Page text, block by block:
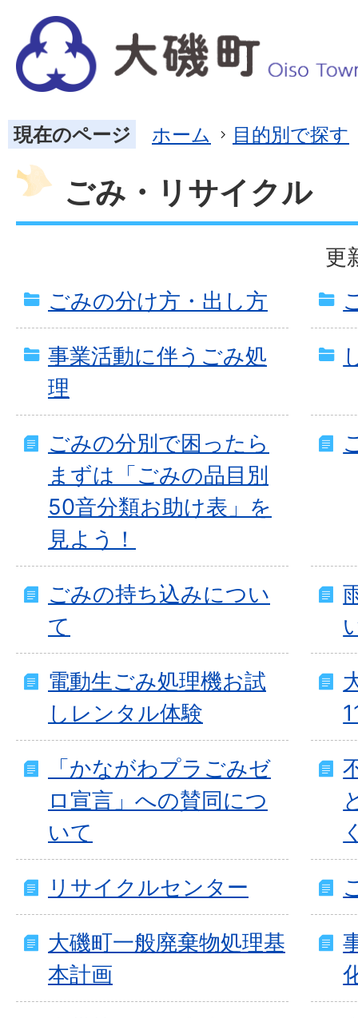
現在のページ ホーム 目的別で探す
ごみ・リサイクル
更
ごみの分け方・出し方
事業活動に伴うごみ処
理
ごみの分別で困ったら
まずは「ごみの品目別
50音分類お助け表」を
見よう！
ごみの持ち込みについ
て
電動生ごみ処理機お試
しレンタル体験
「かながわプラごみゼ
ロ宣言」への賛同につ
いて
リサイクルセンター
大磯町一般廃棄物処理基
本計画